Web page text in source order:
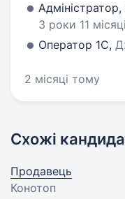
Адміністратор,
3 роки 11
Оператор 1C,
2 місяці тому
Схожі
Продавець
Конотоп